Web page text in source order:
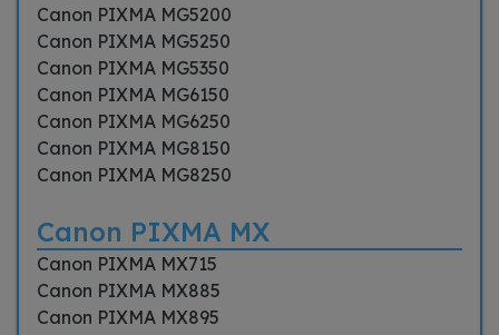
Canon PIXMA MG5200
Canon PIXMA MG5250
Canon PIXMA MG5350
Canon PIXMA MG6150
Canon PIXMA MG6250
Canon PIXMA MG8150
Canon PIXMA MG8250
Canon PIXMA MX
Canon PIXMA MX715
Canon PIXMA MX885
Canon PIXMA MX895